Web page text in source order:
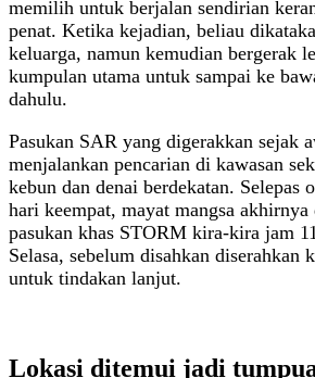
memilih untuk berjalan sendirian
penat. Ketika kejadian, beliau
keluarga, namun kemudian bergerak
kumpulan utama untuk sampai ke
dahulu.
Pasukan SAR yang digerakkan sejak
menjalankan pencarian di kawasan
kebun dan denai berdekatan. Selepas
hari keempat, mayat mangsa
pasukan khas STORM kira-kira jam
Selasa, sebelum disahkan diserahkan
untuk tindakan lanjut.
Lokasi ditemui jadi